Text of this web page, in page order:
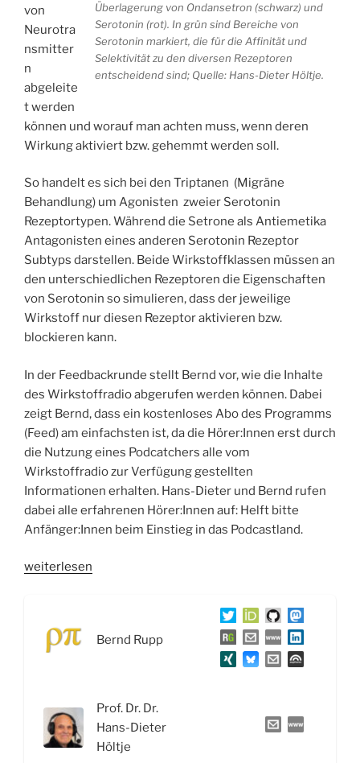
Überlagerung von Ondansetron (schwarz) und
Serotonin (rot). In grün sind Bereiche von
Serotonin markiert, die für die Affinität und
Selektivität zu den diversen Rezeptoren
entscheidend sind; Quelle: Hans-Dieter Höltje.
von
Neurotra
nsmitter
n
abgeleite
t werden
können und worauf man achten muss, wenn deren
Wirkung aktiviert bzw. gehemmt werden soll.
So handelt es sich bei den Triptanen (Migräne
Behandlung) um Agonisten zweier Serotonin
Rezeptortypen. Während die Setrone als Antiemetika
Antagonisten eines anderen Serotonin Rezeptor
Subtyps darstellen. Beide Wirkstoffklassen müssen an
den unterschiedlichen Rezeptoren die Eigenschaften
von Serotonin so simulieren, dass der jeweilige
Wirkstoff nur diesen Rezeptor aktivieren bzw.
blockieren kann.
In der Feedbackrunde stellt Bernd vor, wie die Inhalte
des Wirkstoffradio abgerufen werden können. Dabei
zeigt Bernd, dass ein kostenloses Abo des Programms
(Feed) am einfachsten ist, da die Hörer:Innen erst durch
die Nutzung eines Podcatchers alle vom
Wirkstoffradio zur Verfügung gestellten
Informationen erhalten. Hans-Dieter und Bernd rufen
dabei alle erfahrenen Hörer:Innen auf: Helft bitte
Anfänger:Innen beim Einstieg in das Podcastland.
„WSR057
Migräne
weiterlesen
Bernd Rupp
Prof. Dr. Dr.
Hans-Dieter
Höltje